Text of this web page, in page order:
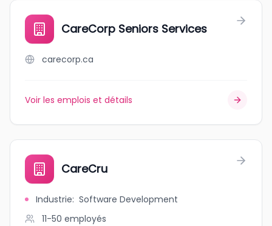
CareCorp Seniors Services
carecorp.ca
Voir les emplois et détails
CareCru
Industrie: Software Development
11-50 employés